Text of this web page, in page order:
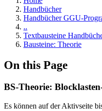
Handbücher
Handbücher GGU-
..
Textbausteine
Bausteine: Theorie
On this Page
BS-Theorie:
Es können auf der Aktivseite